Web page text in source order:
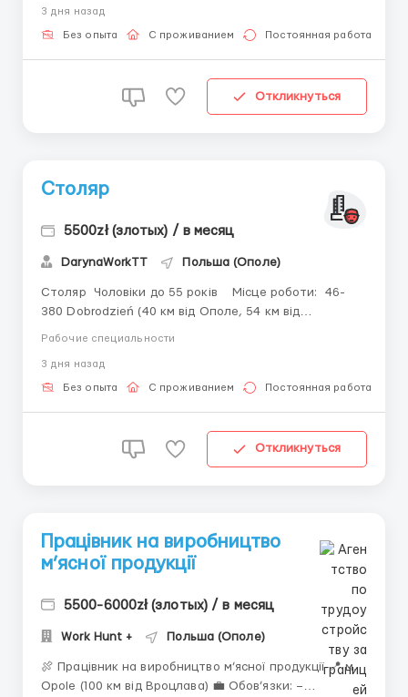
женщины, семейные пары)- от 18 до 45 лет;
Требуются &nb...
3 дня назад
Без опыта С проживанием Постоянная работа
Откликнуться
Столяр
5500zł (злотых) / в месяц
DarynaWorkTT Польша (Ополе)
Столяр Чоловіки до 55 років Місце роботи: 46-
380 Dobrodzień (40 км від Ополе, 54 км від
Ченстохова) Ставка: 💸26 zł netto; 💸30.50 zł netto
netto доплата за власне житло (крім ...
Рабочие специальности
3 дня назад
Без опыта С проживанием Постоянная работа
Откликнуться
Працівник на виробництво
м’ясної продукції
5500-6000zł (злотых) / в месяц
Work Hunt + Польша (Ополе)
🍖 Працівник на виробництво м’ясної продукції 📍 м.
Opole (100 км від Вроцлава) 💼 Обов’язки: –